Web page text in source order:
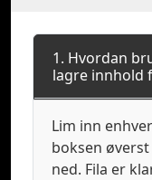
1. Hvordan
lagre innhold
Lim inn
boksen
ned. Fila er